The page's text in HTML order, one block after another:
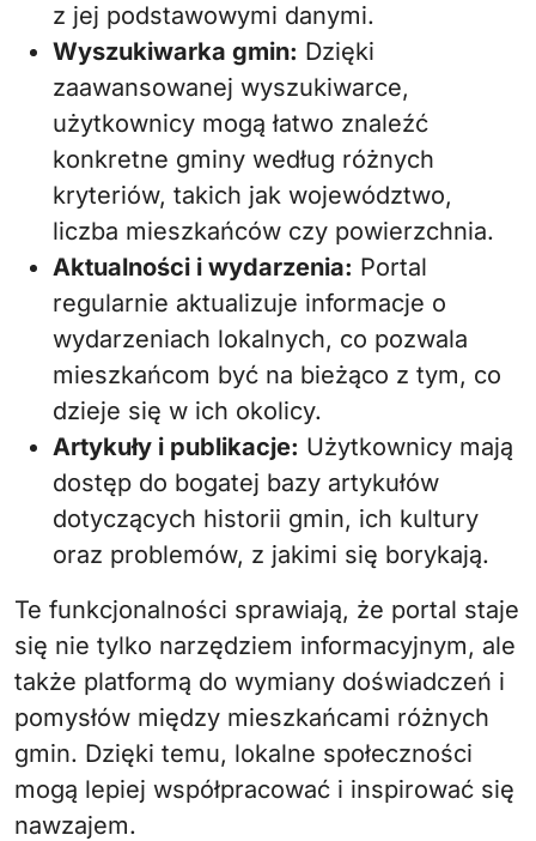
z jej podstawowymi danymi.
Wyszukiwarka gmin: Dzięki
zaawansowanej wyszukiwarce,
użytkownicy mogą łatwo znaleźć
konkretne gminy według różnych
kryteriów, takich jak województwo,
liczba mieszkańców czy powierzchnia.
Aktualności i wydarzenia: Portal
regularnie aktualizuje informacje o
wydarzeniach lokalnych, co pozwala
mieszkańcom być na bieżąco z tym, co
dzieje się w ich okolicy.
Artykuły i publikacje: Użytkownicy mają
dostęp do bogatej bazy artykułów
dotyczących historii gmin, ich kultury
oraz problemów, z jakimi się borykają.
Te funkcjonalności sprawiają, że portal staje
się nie tylko narzędziem informacyjnym, ale
także platformą do wymiany doświadczeń i
pomysłów między mieszkańcami różnych
gmin. Dzięki temu, lokalne społeczności
mogą lepiej współpracować i inspirować się
nawzajem.